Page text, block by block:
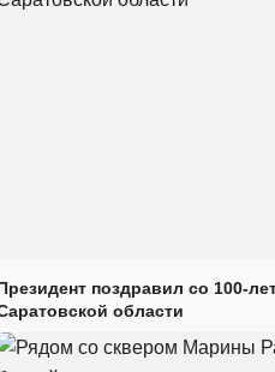
поздравил со 100-
области